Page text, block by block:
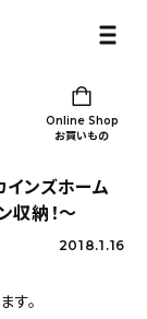
Online Shop
お買いもの
インズホーム
収納！〜
2018.1.16
す。